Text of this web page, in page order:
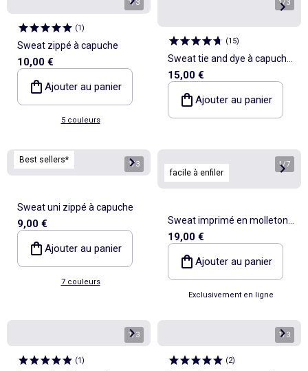
1/3
(1)
Sweat zippé à capuche
10,00 €
Ajouter au panier
5 couleurs
1/3
(15)
Sweat tie and dye à capuche
et à manches longues
15,00 €
Ajouter au panier
Best sellers* 1/3
Sweat uni zippé à capuche
9,00 €
Ajouter au panier
7 couleurs
facile à enfiler
1/7
Sweat imprimé en molleton -
collection facile à enfiler
19,00 €
Ajouter au panier
Exclusivement en ligne
1/3
(1)
1/3
(2)